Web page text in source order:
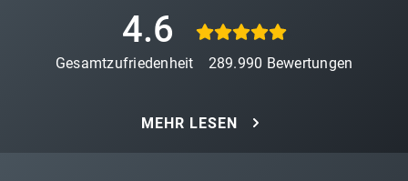
4.6
Gesamtzufriedenheit 289.990 Bewertungen
MEHR LESEN